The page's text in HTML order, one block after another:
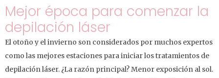
Mejor época para comenzar la
depilación láser
El otoño y el invierno son considerados por muchos expertos
como las mejores estaciones para iniciar los tratamientos de
depilación láser. ¿La razón principal? Menor exposición al sol.